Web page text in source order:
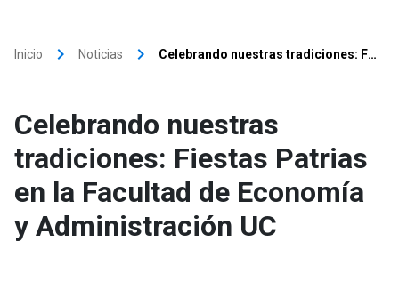
Inicio keyboard_arrow_right Noticias keyboard_arrow_right Celebrando nuestras tradiciones: Fiestas Patrias en la Facultad de Economía y Administración UC
Celebrando nuestras
tradiciones: Fiestas Patrias
en la Facultad de Economía
y Administración UC